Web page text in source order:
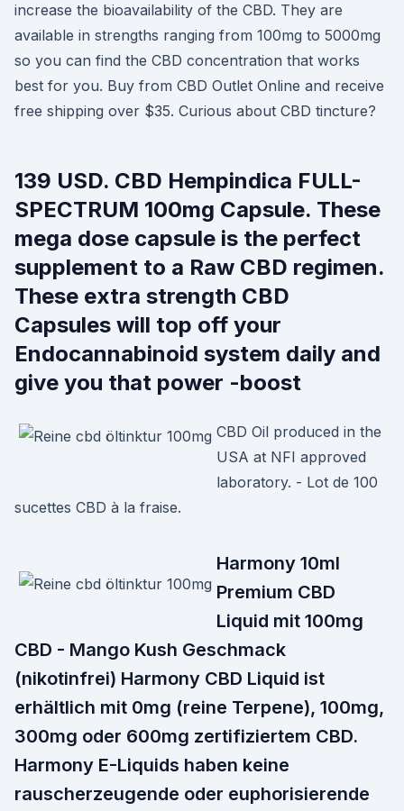
increase the bioavailability of the CBD. They are
available in strengths ranging from 100mg to 5000mg
so you can find the CBD concentration that works
best for you. Buy from CBD Outlet Online and receive
free shipping over $35. Curious about CBD tincture?
139 USD. CBD Hempindica FULL-
SPECTRUM 100mg Capsule. These
mega dose capsule is the perfect
supplement to a Raw CBD regimen.
These extra strength CBD
Capsules will top off your
Endocannabinoid system daily and
give you that power -boost
CBD Oil produced in the
USA at NFI approved
laboratory. - Lot de 100
sucettes CBD à la fraise.
Harmony 10ml
Premium CBD
Liquid mit 100mg
CBD - Mango Kush Geschmack
(nikotinfrei) Harmony CBD Liquid ist
erhältlich mit 0mg (reine Terpene), 100mg,
300mg oder 600mg zertifiziertem CBD.
Harmony E-Liquids haben keine
rauscherzeugende oder euphorisierende